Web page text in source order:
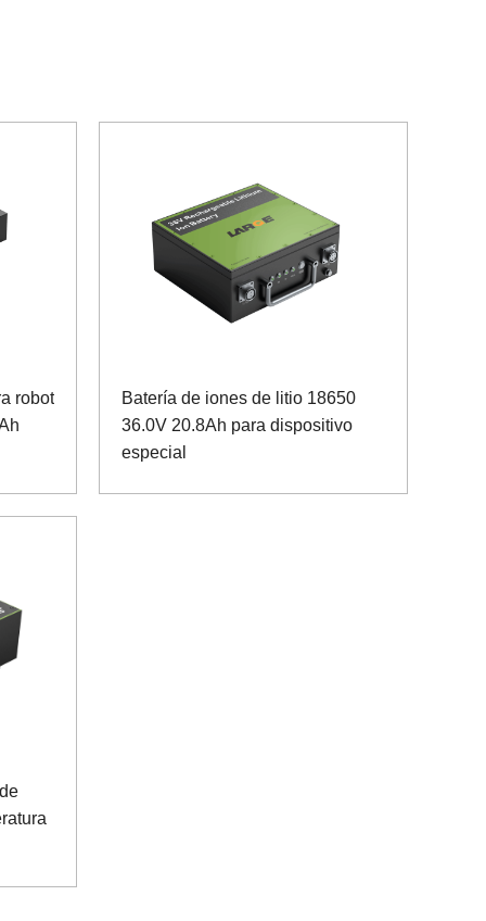
robot
Batería de iones de litio 18650
36.0V 20.8Ah para dispositivo
especial